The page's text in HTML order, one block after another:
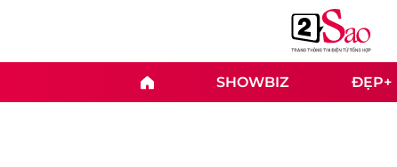
SHOWBIZ ĐẸP+